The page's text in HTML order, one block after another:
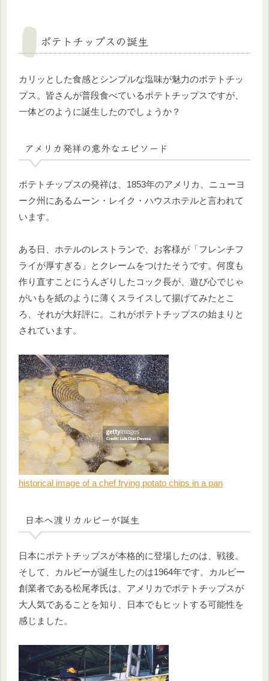
ポテトチップスの誕生
カリッとした食感とシンプルな塩味が魅力のポテトチッ
プス。皆さんが普段食べているポテトチップスですが、
一体どのように誕生したのでしょうか？
アメリカ発祥の意外なエピソード
ポテトチップスの発祥は、1853年のアメリカ、ニューヨ
ーク州にあるムーン・レイク・ハウスホテルと言われて
います。
ある日、ホテルのレストランで、お客様が「フレンチフ
ライが厚すぎる」とクレームをつけたそうです。何度も
作り直すことにうんざりしたコック長が、遊び心でじゃ
がいもを紙のように薄くスライスして揚げてみたとこ
ろ、それが大好評に。これがポテトチップスの始まりと
されています。
historical image of a chef frying potato chips in a pan
日本へ渡りカルビーが誕生
日本にポテトチップスが本格的に登場したのは、戦後。
そして、カルビーが誕生したのは1964年です。カルビー
創業者である松尾孝氏は、アメリカでポテトチップスが
大人気であることを知り、日本でもヒットする可能性を
感じました。